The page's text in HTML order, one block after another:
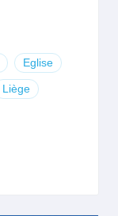
Eglise
Liège